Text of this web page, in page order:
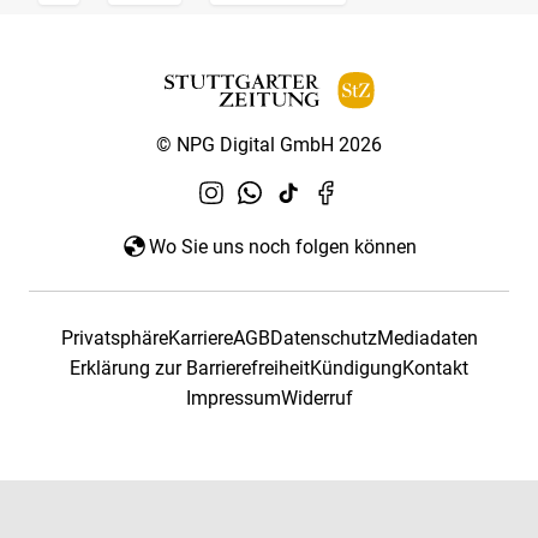
© NPG Digital GmbH 2026
Wo Sie uns noch folgen können
PrivatsphäreKarriereAGBDatenschutzMediadaten
Erklärung zur BarrierefreiheitKündigungKontakt
ImpressumWiderruf